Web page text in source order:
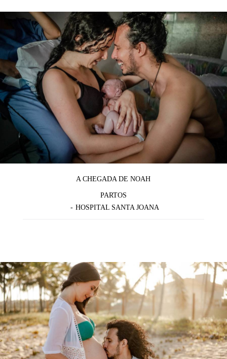
A CHEGADA DE NOAH
PARTOS
HOSPITAL SANTA JOANA